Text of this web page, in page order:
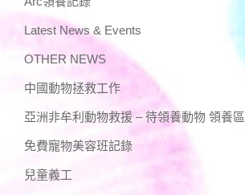
Latest News & Events
OTHER NEWS
中國動物拯救工作
亞洲非牟利動物救援 – 待領養動物 領養區
免費寵物美容班記錄
兒童義工